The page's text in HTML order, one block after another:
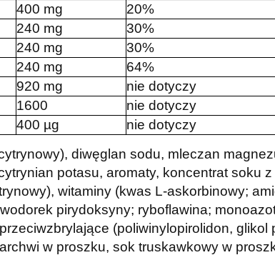
400 mg
20%
240 mg
30%
240 mg
30%
240 mg
64%
920 mg
nie dotyczy
1600
nie dotyczy
400 µg
nie dotyczy
diwęglan sodu, mleczan
potasu, aromaty, koncentrat soku
witaminy (kwas L-askorbinowy;
pirydoksyny; ryboflawina;
(poliwinylopirolidon, glikol
w proszku, sok truskawkowy w